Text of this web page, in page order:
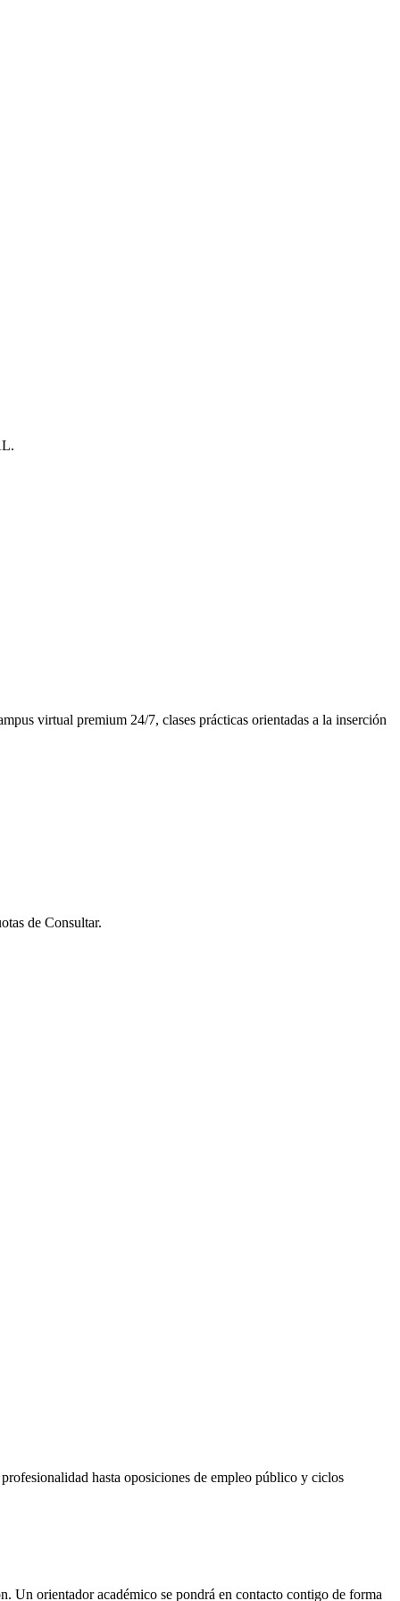
virtual premium 24/7, clases prácticas orientadas a la inserción
de Consultar.
hasta oposiciones de empleo público y ciclos
Un orientador académico se pondrá en contacto contigo de forma